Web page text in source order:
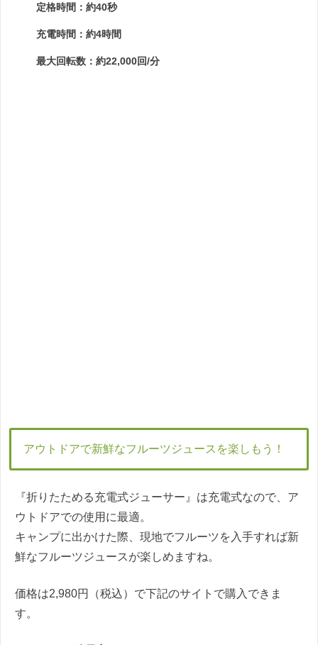
定格時間：約40秒
充電時間：約4時間
最大回転数：約22,000回/分
アウトドアで新鮮なフルーツジュースを楽しもう！
『折りたためる充電式ジューサー』は充電式なので、ア
ウトドアでの使用に最適。
キャンプに出かけた際、現地でフルーツを入手すれば新
鮮なフルーツジュースが楽しめますね。
価格は2,980円（税込）で下記のサイトで購入できま
す。